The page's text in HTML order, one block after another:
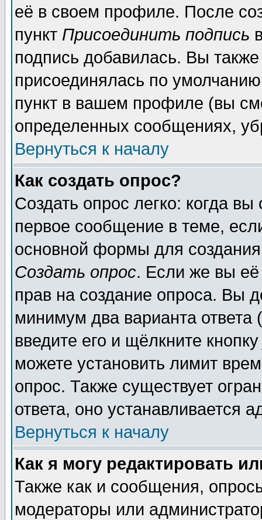
её в своем профиле. После
пункт Присоединить подпись
подпись добавилась. Вы
присоединялась по
пункт в вашем профиле (вы
определенных сообщениях,
Вернуться к началу
Как создать опрос?
Создать опрос легко: когда
первое сообщение в теме,
основной формы для
Создать опрос. Если же вы её
прав на создание опроса. Вы
минимум два варианта ответа
введите его и щёлкните
можете установить лимит
опрос. Также существует
ответа, оно устанавливается
Вернуться к началу
Как я могу редактировать
Также как и сообщения,
модераторы или